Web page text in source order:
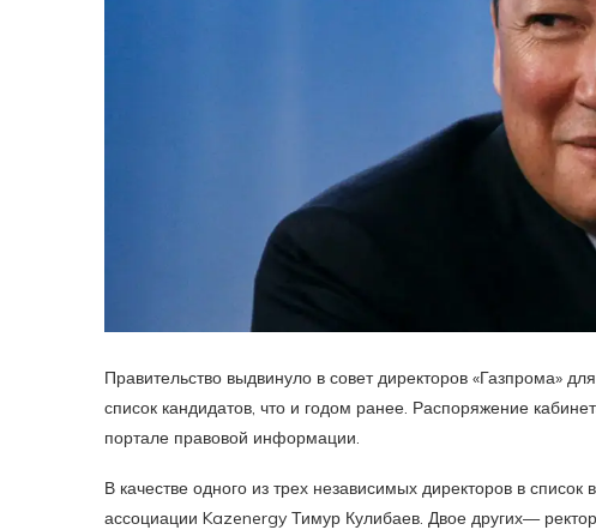
Правительство выдвинуло в совет директоров «Газпрома»
список кандидатов, что и годом ранее. Распоряжение
портале правовой информации.
В качестве одного из трех независимых директоров в
ассоциации Kazenergy Тимур Кулибаев. Двое других—